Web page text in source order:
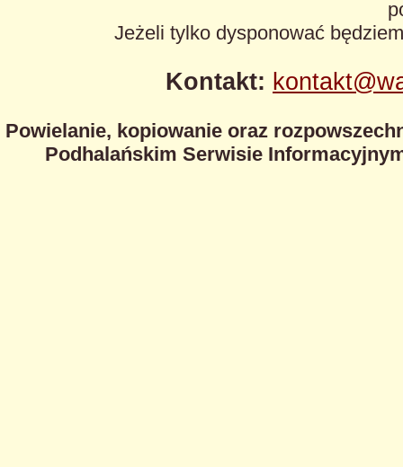
Jeżeli tylko dysponować
Kontakt:
Powielanie, kopiowanie oraz
Podhalańskim Serwisie